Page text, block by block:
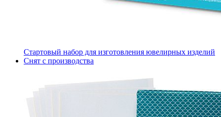
Стартовый набор для изготовления ювелирных изделий
Снят с производства